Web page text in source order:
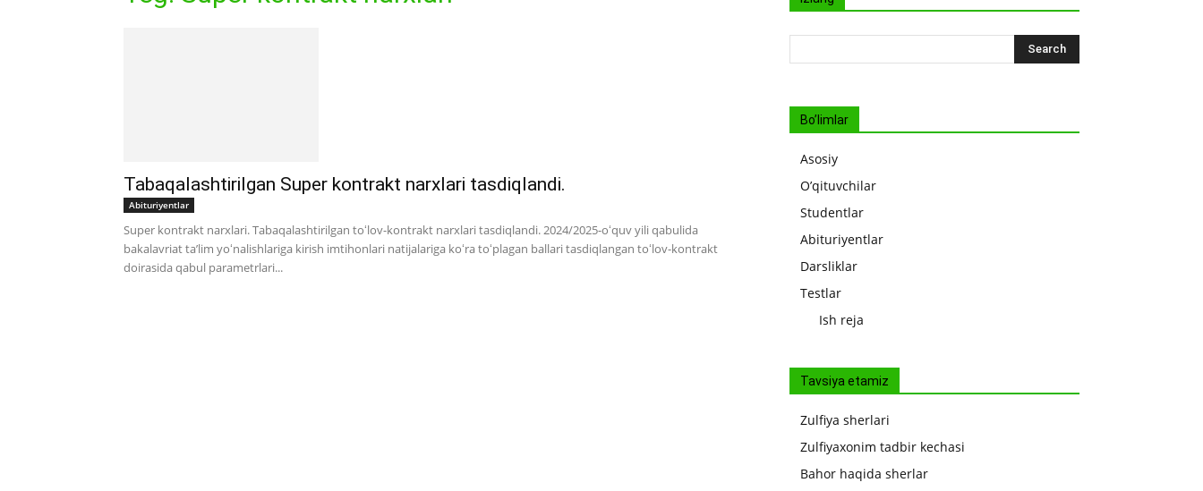
Tabaqalashtirilgan Super kontrakt narxlari tasdiqlandi.
Abituriyentlar
Super kontrakt narxlari. Tabaqalashtirilgan toʻlov-kontrakt narxlari tasdiqlandi. 2024/2025-oʻquv yili qabulida
bakalavriat taʼlim yoʻnalishlariga kirish imtihonlari natijalariga koʻra toʻplagan ballari tasdiqlangan toʻlov-kontrakt
doirasida qabul parametrlari...
Bo’limlar
Asosiy
O’qituvchilar
Studentlar
Abituriyentlar
Darsliklar
Testlar
Ish reja
Tavsiya etamiz
Zulfiya sherlari
Zulfiyaxonim tadbir kechasi
Bahor haqida sherlar